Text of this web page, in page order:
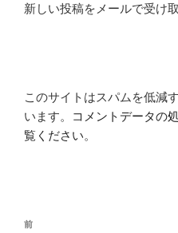
新しい投稿をメールで受け
このサイトはスパムを低減
います。
コメントデータの
覧ください。
投
前
前